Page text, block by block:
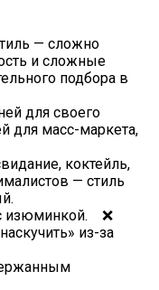
— сложно
и сложные
подбора в
для своего
для масс-маркета,
коктейль,
— стиль
изюминкой. ❌
из-за